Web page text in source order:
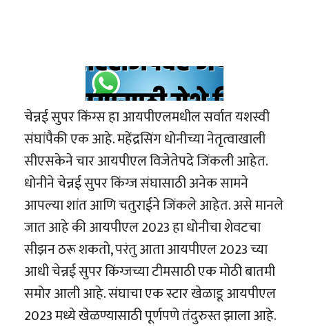
चेन्नई सुपर किंग्स हा आयपीएलमधील सर्वात यशस्वी
संघांपैकी एक आहे. महेंद्रसिंग धोनीच्या नेतृत्वाखाली
सीएसकेने चार आयपीएल विजेतेपदे जिंकली आहेत.
धोनीने चेन्नई सुपर किंग्ज संघासाठी अनेक सामने
आपल्या शांत आणि चतुराईने जिंकले आहेत. असे मानले
जात आहे की आयपीएल 2023 हा धोनीचा शेवटचा
सीझन ठरू शकतो, परंतु आता आयपीएल 2023 च्या
आधी चेन्नई सुपर किंग्जच्या टीमसाठी एक मोठी बातमी
समोर आली आहे. संघाचा एक स्टार खेळाडू आयपीएल
2023 मध्ये खेळण्यासाठी पूर्णपणे तंदुरुस्त झाला आहे.